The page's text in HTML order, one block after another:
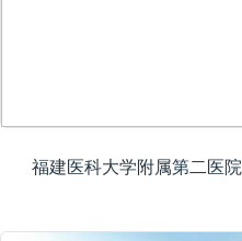
福建医科大学附属第二医院